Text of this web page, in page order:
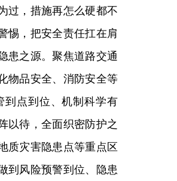
过，措施再怎么硬都不
惕，把安全责任扛在肩
患之源。聚焦道路交通
物品安全、消防安全等
到点到位、机制科学有
以待，全面织密防护之
质灾害隐患点等重点区
到风险预警到位、隐患